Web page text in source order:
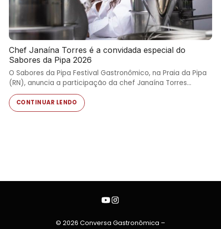
Chef Janaína Torres é a convidada especial do
Sabores da Pipa 2026
O Sabores da Pipa Festival Gastronômico, na Praia da Pipa
(RN), anuncia a participação da chef Janaína Torres…
CONTINUAR LENDO
© 2026 Conversa Gastronômica –